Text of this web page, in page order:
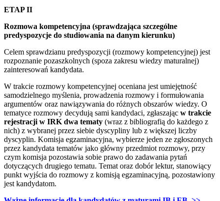
ETAP II
Rozmowa kompetencyjna (sprawdzająca szczególne
predyspozycje do studiowania na danym kierunku)
Celem sprawdzianu predyspozycji (rozmowy kompetencyjnej) jest
rozpoznanie pozaszkolnych (spoza zakresu wiedzy maturalnej)
zainteresowań kandydata.
W trakcie rozmowy kompetencyjnej oceniana jest umiejętność
samodzielnego myślenia, prowadzenia rozmowy i formułowania
argumentów oraz nawiązywania do różnych obszarów wiedzy. O
tematyce rozmowy decydują sami kandydaci, zgłaszając w trakcie
rejestracji w IRK dwa tematy (wraz z bibliografią do każdego z
nich) z wybranej przez siebie dyscypliny lub z większej liczby
dyscyplin. Komisja egzaminacyjna, wybierze jeden ze zgłoszonych
przez kandydata tematów jako główny przedmiot rozmowy, przy
czym komisja pozostawia sobie prawo do zadawania pytań
dotyczących drugiego tematu. Temat oraz dobór lektur, stanowiący
punkt wyjścia do rozmowy z komisją egzaminacyjną, pozostawiony
jest kandydatom.